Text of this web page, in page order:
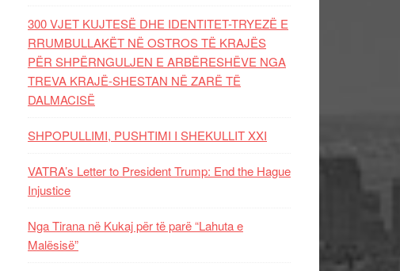
300 VJET KUJTESË DHE IDENTITET-TRYEZË E
RRUMBULLAKËT NË OSTROS TË KRAJËS
PËR SHPËRNGULJEN E ARBËRESHËVE NGA
TREVA KRAJË-SHESTAN NË ZARË TË
DALMACISË
SHPOPULLIMI, PUSHTIMI I SHEKULLIT XXI
VATRA’s Letter to President Trump: End the Hague
Injustice
Nga Tirana në Kukaj për të parë “Lahuta e
Malësisë”